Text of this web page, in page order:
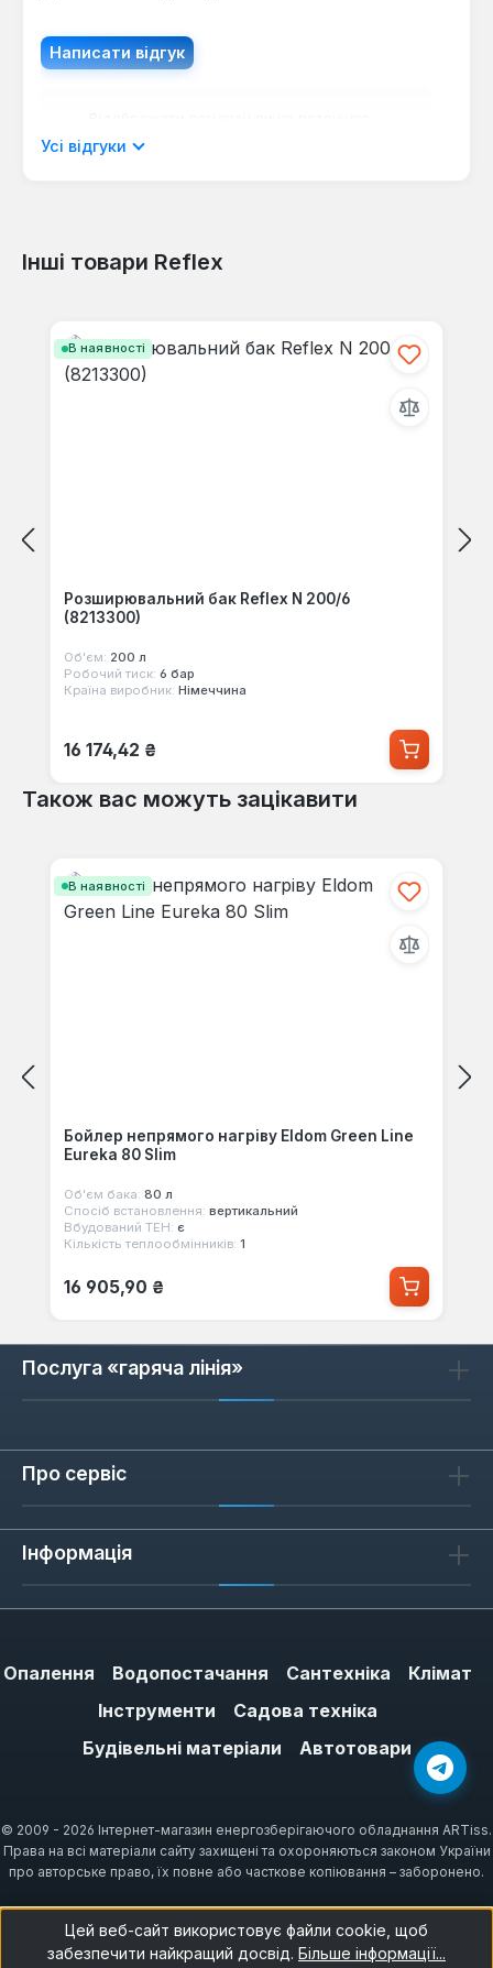
Написати відгук
мовою.
Відгуків не знайдено. Поділіться
Усі відгуки
Інші товари Reflex
В наявності
Розширювальний бак Reflex N 200/6
(8213300)
Об'єм: 200 л
Робочий тиск: 6 бар
Країна виробник: Німеччина
Звичайна ціна:
16 174,42 ₴
Також вас можуть зацікавити
В наявності
Бойлер непрямого нагріву Eldom Green Line
Eureka 80 Slim
Об'єм бака: 80 л
Спосіб встановлення: вертикальний
Вбудований ТЕН: є
Кількість теплообмінників: 1
Звичайна ціна:
16 905,90 ₴
Послуга «гаряча лінія»
Про сервіс
Інформація
Опалення Водопостачання Сантехніка
Клімат
Інструменти
Садова техніка
Будівельні матеріали
Автотовари
© 2009 - 2026 Інтернет-магазин енергозберігаючого обладнання ARTiss.
Права на всі матеріали сайту захищені та охороняються законом України
про авторське право, їх повне або часткове копіювання – заборонено.
Цей веб-сайт використовує файли cookie, щоб
забезпечити найкращий досвід. Більше інформації...